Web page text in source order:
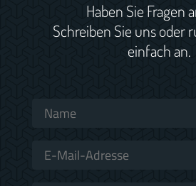
Haben Sie Fragen
Schreiben Sie uns oder
einfach an.